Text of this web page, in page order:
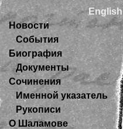
English
Новости
События
Биография
Документы
Сочинения
Именной указатель
Рукописи
О Шаламове